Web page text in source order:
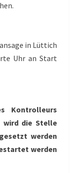
in Lüttich
Uhr an Start
Kontrolleurs
wird die Stelle
werden
werden